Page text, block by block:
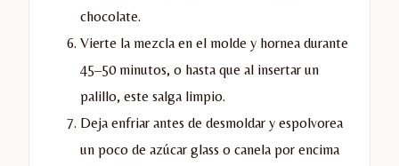
chocolate.
Vierte la mezcla en el molde y hornea durante
45–50 minutos, o hasta que al insertar un
palillo, este salga limpio.
Deja enfriar antes de desmoldar y espolvorea
un poco de azúcar glass o canela por encima